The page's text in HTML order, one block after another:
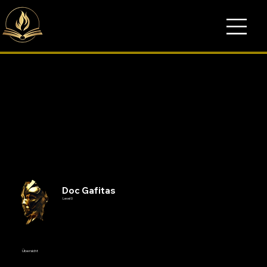
Übersicht
Doc Gafitas
Level 0